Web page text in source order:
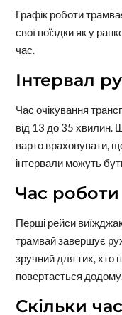
Графік роботи
свої поїздки як у
час.
Інтервал
Час очікування
від 13 до 35 хвилин.
варто враховувати,
інтервали можуть
Час
Перші рейси
трамвай завершує
зручний для тих, хто
повертається
Скільки